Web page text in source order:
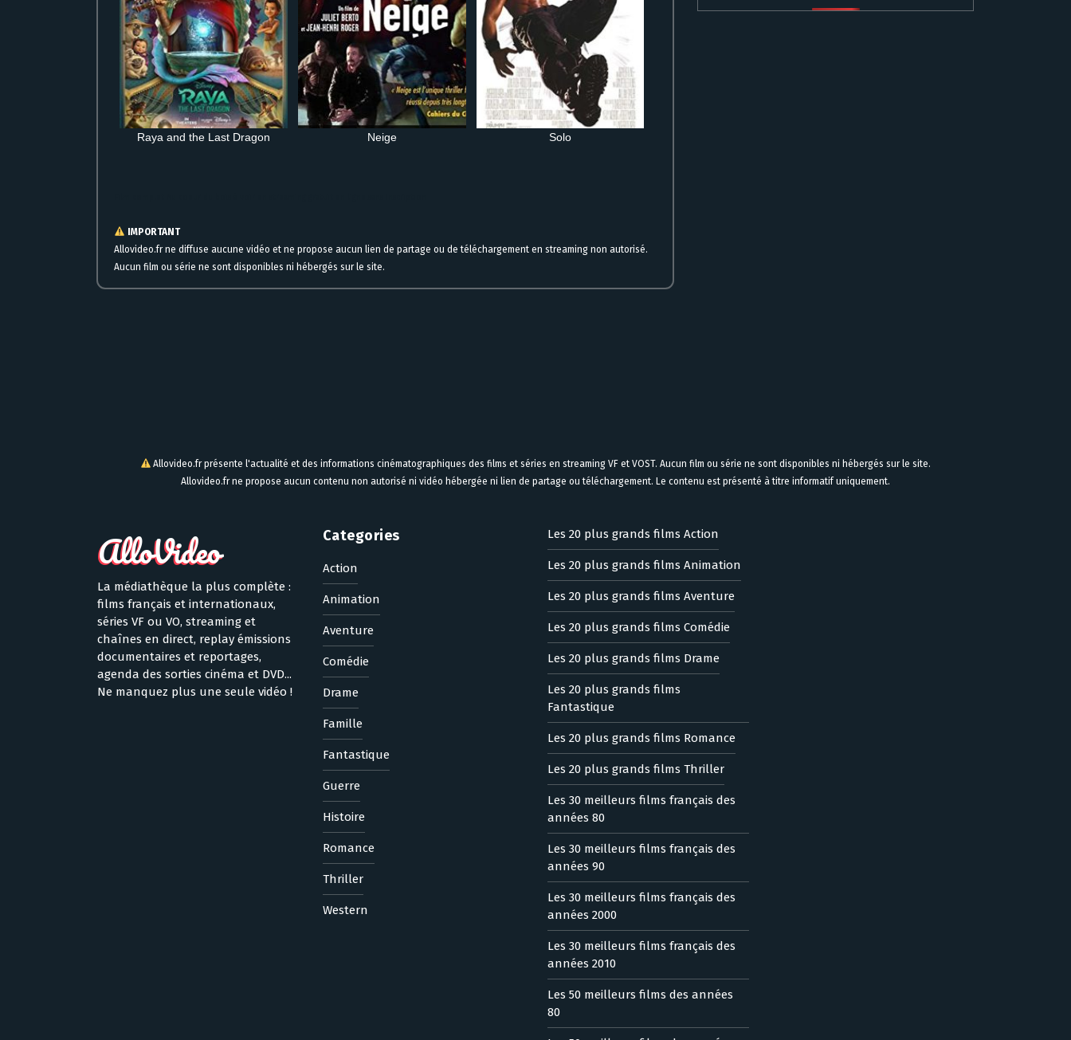
Raya and the Last Dragon Neige Solo
IMPORTANT
Allovideo.fr ne diffuse aucune vidéo et ne propose aucun lien de partage ou de téléchargement en streaming non autorisé.
Aucun film ou série ne sont disponibles ni hébergés sur le site.
Allovideo.fr présente l'actualité et des informations cinématographiques des films et séries en streaming VF et VOST. Aucun film ou série ne sont disponibles ni hébergés sur le site.
Allovideo.fr ne propose aucun contenu non autorisé ni vidéo hébergée ni lien de partage ou téléchargement. Le contenu est présenté à titre informatif uniquement.
La médiathèque la plus complète :
films français et internationaux,
séries VF ou VO, streaming et
chaînes en direct, replay émissions
documentaires et reportages,
agenda des sorties cinéma et DVD...
Ne manquez plus une seule vidéo !
Categories
Action
Animation
Aventure
Comédie
Drame
Famille
Fantastique
Guerre
Histoire
Romance
Thriller
Western
Les 20 plus grands films Action
Les 20 plus grands films Animation
Les 20 plus grands films Aventure
Les 20 plus grands films Comédie
Les 20 plus grands films Drame
Les 20 plus grands films
Fantastique
Les 20 plus grands films Romance
Les 20 plus grands films Thriller
Les 30 meilleurs films français des
années 80
Les 30 meilleurs films français des
années 90
Les 30 meilleurs films français des
années 2000
Les 30 meilleurs films français des
années 2010
Les 50 meilleurs films des années
80